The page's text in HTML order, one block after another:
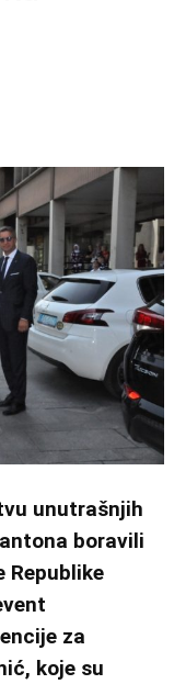
unutrašnjih
boravili
Republike
za
koje su